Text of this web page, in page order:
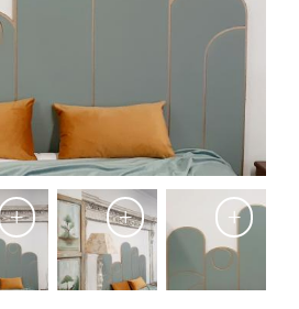
+ + +